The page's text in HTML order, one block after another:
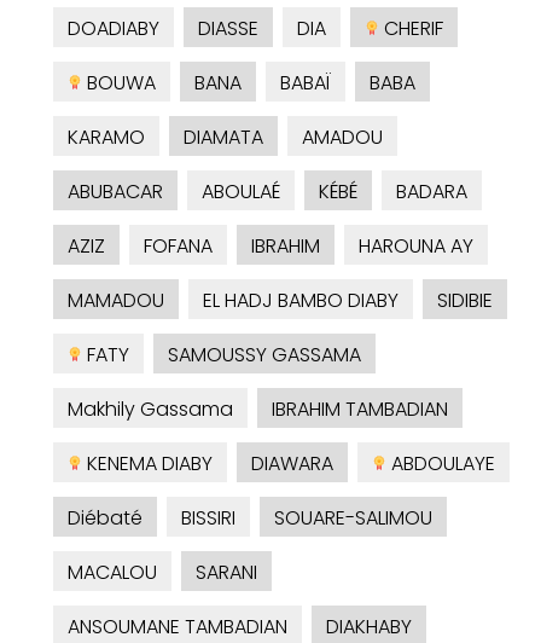
DOADIABY
DIASSE DIA
CHERIF
BOUWA
BANA BABAÏ
BABA
KARAMO
DIAMATA
AMADOU
ABUBACAR
ABOULAÉ KÉBÉ
BADARA
AZIZ
FOFANA IBRAHIM
HAROUNA AY
MAMADOU
EL HADJ BAMBO DIABY
SIDIBIE
FATY
SAMOUSSY GASSAMA
Makhily Gassama
IBRAHIM TAMBADIAN
KENEMA DIABY
DIAWARA
ABDOULAYE
Diébaté
BISSIRI
SOUARE-SALIMOU
MACALOU
SARANI
ANSOUMANE TAMBADIAN
DIAKHABY